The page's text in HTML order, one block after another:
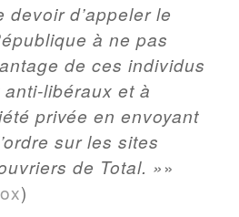
devoir d’appeler le
à ne pas
de ces individus
libéraux et à
privée en envoyant
sur les sites
de Total. »
)